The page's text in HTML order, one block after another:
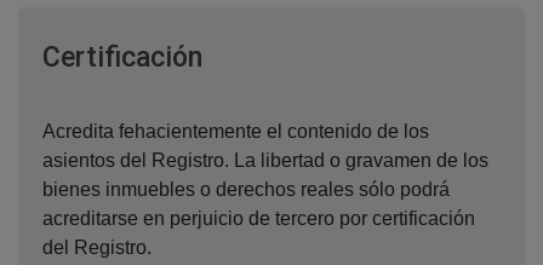
Certificación
Acredita fehacientemente el contenido de los
asientos del Registro. La libertad o gravamen de los
bienes inmuebles o derechos reales sólo podrá
acreditarse en perjuicio de tercero por certificación
del Registro.